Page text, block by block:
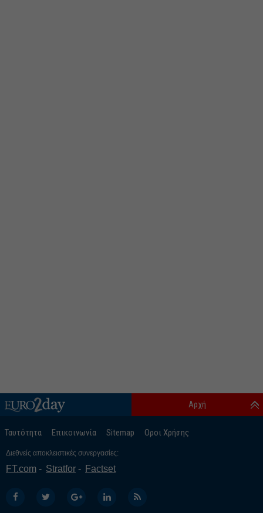
Ταυτότητα Επικοινωνία Sitemap Οροι Χρήσης
Αρχή
Διεθνείς αποκλειστικές συνεργασίες:
FT.com Stratfor Factset